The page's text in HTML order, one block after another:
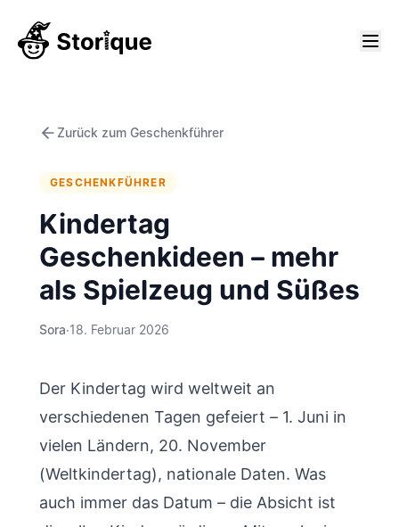
Zurück zum Geschenkführer
GESCHENKFÜHRER
Kindertag
Geschenkideen – mehr
als Spielzeug und Süßes
Sora·18. Februar 2026
Der Kindertag wird weltweit an
verschiedenen Tagen gefeiert – 1. Juni in
vielen Ländern, 20. November
(Weltkindertag), nationale Daten. Was
auch immer das Datum – die Absicht ist